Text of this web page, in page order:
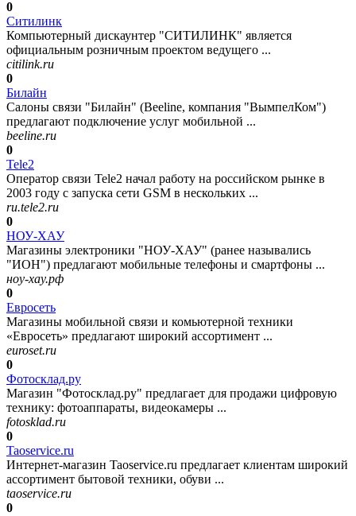
0
Ситилинк
Компьютерный дискаунтер "СИТИЛИНК" является
официальным розничным проектом ведущего ...
citilink.ru
0
Билайн
Салоны связи "Билайн" (Beeline, компания "ВымпелКом")
предлагают подключение услуг мобильной ...
beeline.ru
0
Tele2
Оператор связи Tele2 начал работу на российском рынке в
2003 году с запуска сети GSM в нескольких ...
ru.tele2.ru
0
НОУ-ХАУ
Магазины электроники "НОУ-ХАУ" (ранее назывались
"ИОН") предлагают мобильные телефоны и смартфоны ...
ноу-хау.рф
0
Евросеть
Магазины мобильной связи и комьютерной техники
«Евросеть» предлагают широкий ассортимент ...
euroset.ru
0
Фотосклад.ру
Магазин "Фотосклад.ру" предлагает для продажи цифровую
технику: фотоаппараты, видеокамеры ...
fotosklad.ru
0
Taoservice.ru
Интернет-магазин Taoservice.ru предлагает клиентам широкий
ассортимент бытовой техники, обуви ...
taoservice.ru
0